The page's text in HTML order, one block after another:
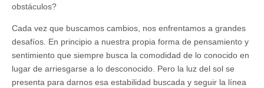
obstáculos?
Cada vez que buscamos cambios, nos enfrentamos a grandes
desafíos. En principio a nuestra propia forma de pensamiento y
sentimiento que siempre busca la comodidad de lo conocido en
lugar de arriesgarse a lo desconocido. Pero la luz del sol se
presenta para darnos esa estabilidad buscada y seguir la línea